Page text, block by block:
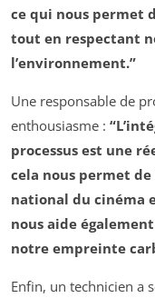
ce qui nous permet
tout en respectant
l’environnement.”
Une responsable de
enthousiasme :
processus est une
cela nous permet
national du cinéma
nous aide
notre empreinte
Enfin, un technicien a